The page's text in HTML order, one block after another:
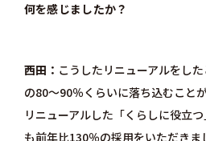
何を感じましたか？
西田
こうしたリニューアルをし
の80～90％くらいに落ち込むこと
リニューアルした「くらしに役立
も前年比130％の採用をいただき